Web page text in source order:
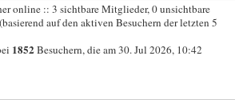
online :: 3 sichtbare Mitglieder, 0 unsichtbare
auf den aktiven Besuchern der letzten 5
1852Besuchern, die am 30. Jul 2026, 10:42